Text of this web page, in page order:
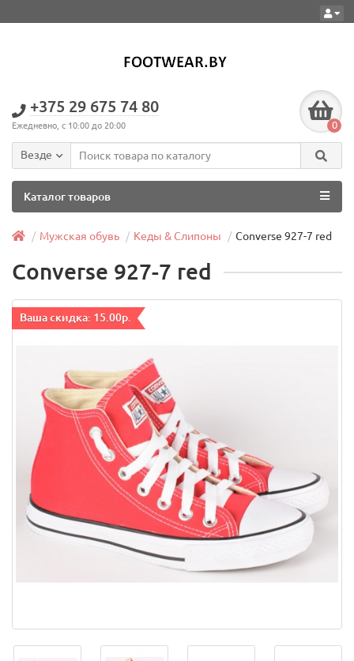
+375 29 675 74 80
Ежедневно, с 10:00 до 20:00 0
Везде
Каталог товаров
Мужская обувь Кеды & Слипоны Converse 927-7 red
Converse 927-7 red
Ваша скидка: 15.00р.